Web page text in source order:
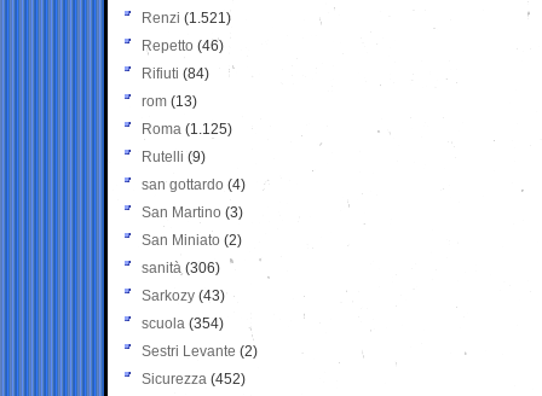
Renzi (1.521)
Repetto (46)
Rifiuti (84)
rom (13)
Roma (1.125)
Rutelli (9)
san gottardo (4)
San Martino (3)
San Miniato (2)
sanità (306)
Sarkozy (43)
scuola (354)
Sestri Levante (2)
Sicurezza (452)